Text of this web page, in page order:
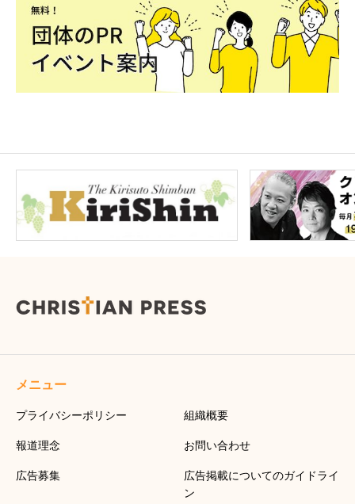
メニュー
プライバシーポリシー 組織概要
報道理念 お問い合わせ
広告募集
広告掲載についてのガイドライ
ン